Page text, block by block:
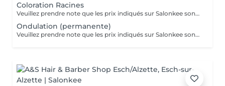
Coloration Racines
Veuillez prendre note que les prix indiqués sur Salonkee sont communiqués à titre informatif et s'entendent de base. Ces derniers sont susceptibles de varier selon le diagnostic réalisé à votre arrivée au salon et l'expertise du professionnel à qui vous confiez votre beauté. Dans tous les cas, un devis précis vous sera proposé et toutes réalisations de prestations seront effectuées avec votre accord. Un grand merci d'avance pour votre compréhension. Au plaisir de vous recevoir très vite.
Ondulation (permanente)
Veuillez prendre note que les prix indiqués sur Salonkee sont communiqués à titre informatif et s'entendent de base. Ces derniers sont susceptibles de varier selon le diagnostic réalisé à votre arrivée au salon et l'expertise du professionnel à qui vous confiez votre beauté. Dans tous les cas, un devis précis vous sera proposé et toutes réalisations de prestations seront effectuées avec votre accord. Un grand merci d'avance pour votre compréhension. Au plaisir de vous recevoir très vite.